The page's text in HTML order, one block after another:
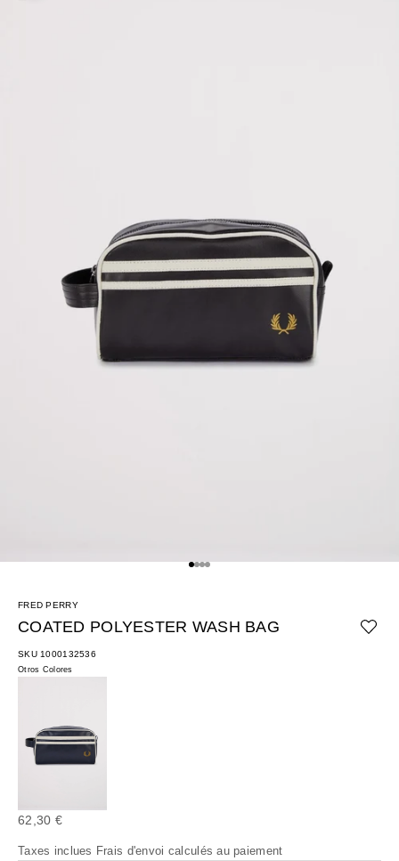
Aller à l'élément 1
Aller à l'élément 2
Aller à l'élément 3
Aller à l'élément 4
FRED PERRY
COATED POLYESTER WASH BAG
SKU 1000132536
Otros Colores
Prix de vente
62,30 €
Taxes inclues Frais d'envoi calculés au paiement